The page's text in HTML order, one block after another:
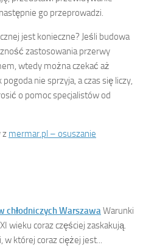
go przeprowadzi.
jest konieczne? Jeśli budowa
zastosowania przerwy
wtedy można czekać aż
nie sprzyja, a czas się liczy,
o pomoc specjalistów od
z mermar.pl – osuszanie
chłodniczych WarszawaWarunki
wieku coraz częściej zaskakują.
w której coraz ciężej jest...